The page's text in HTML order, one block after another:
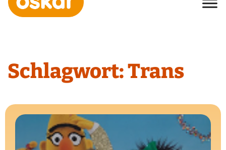
Hauptnavigation
Schlagwort:Trans